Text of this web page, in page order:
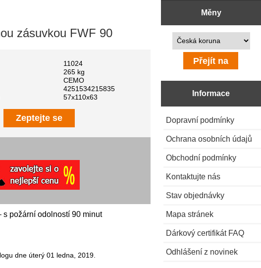
zásuvkou FWF 90
11024
265 kg
CEMO
4251534215835
57x110x63
Zeptejte se
požární odolností 90 minut
dne úterý 01 ledna, 2019.
Měny
Prosím vyberte ...
Informace
Dopravní podmínky
Ochrana osobních údajů
Obchodní podmínky
Kontaktujte nás
Stav objednávky
Mapa stránek
Dárkový certifikát FAQ
Odhlášení z novinek